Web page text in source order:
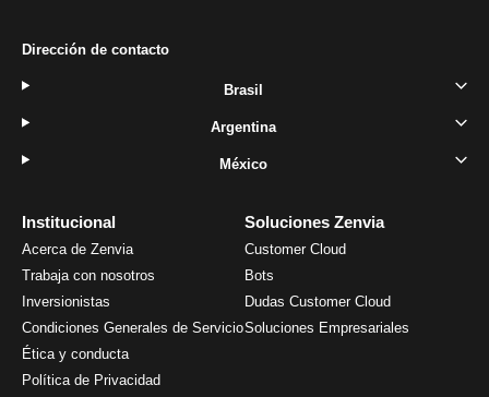
Institucional
Acerca de Zenvia
Trabaja con nosotros
Inversionistas
Condiciones Generales de Servicio
Ética y conducta
Política de Privacidad
Soluciones Zenvia
Customer Cloud
Bots
Dudas Customer Cloud
Soluciones Empresariales
Dirección de contacto
Brasil
Argentina
México